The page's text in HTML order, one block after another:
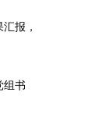
报，
组书